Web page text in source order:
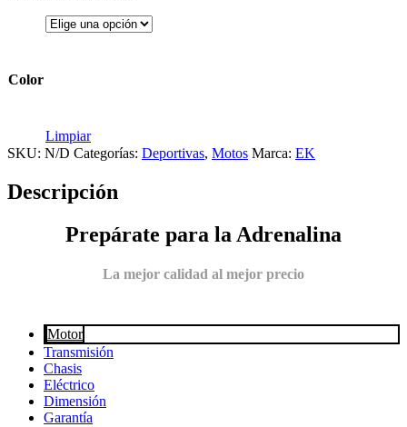
Color
Limpiar
SKU: N/D Categorías: Deportivas, Motos Marca: EK
Descripción
Prepárate para la Adrenalina
La mejor calidad al mejor precio
Motor
Transmisión
Chasis
Eléctrico
Dimensión
Garantía